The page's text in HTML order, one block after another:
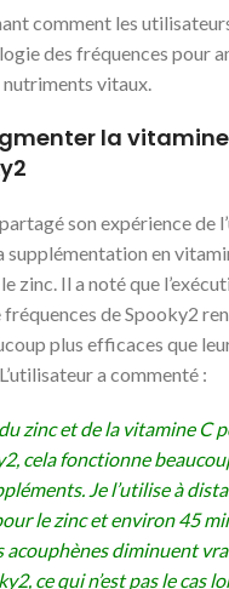
comment les
des fréquences pour
vitaux.
la
son expérience de
supplémentation en
zinc. Il a noté que
de Spooky2
plus efficaces que
a commenté :
zinc et de la vitamine C
cela fonctionne
Je l’utilise à
le zinc et environ 45
acouphènes diminuent
ce qui n’est pas le cas